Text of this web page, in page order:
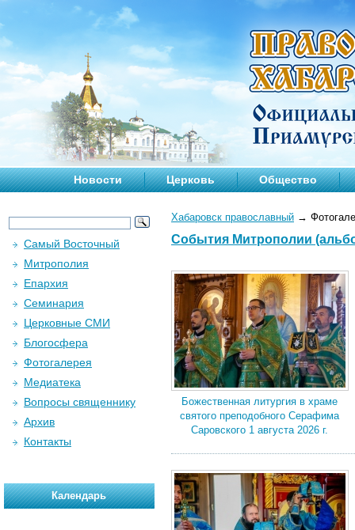
Новости Церковь Общество
Хабаровск православный →
События Митрополии
Божественная литургия в храме
святого преподобного Серафима
Саровского 1 августа 2026 г.
Самый Восточный
Митрополия
Епархия
Семинария
Церковные СМИ
Блогосфера
Фотогалерея
Медиатека
Вопросы священнику
Архив
Контакты
Календарь